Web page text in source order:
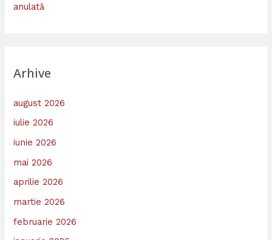
anulată
Arhive
august 2026
iulie 2026
iunie 2026
mai 2026
aprilie 2026
martie 2026
februarie 2026